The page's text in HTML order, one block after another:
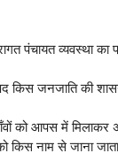
पंचायत व्यवस्था का
किस जनजाति की
को आपस में मिलाकर
किस नाम से जाना